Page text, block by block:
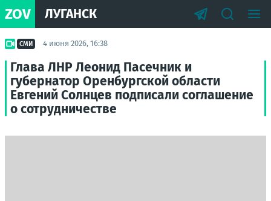
ZOV ЛУГАНСК
СМИ 4 июня 2026, 16:38
Глава ЛНР Леонид Пасечник и
губернатор Оренбургской области
Евгений Солнцев подписали соглашение
о сотрудничестве